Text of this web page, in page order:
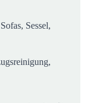
Sessel,